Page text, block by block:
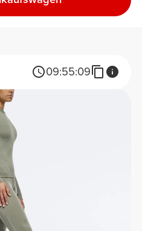
09:55:09